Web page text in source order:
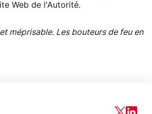
Web de l'Autorité.
méprisable. Les bouteurs de feu en